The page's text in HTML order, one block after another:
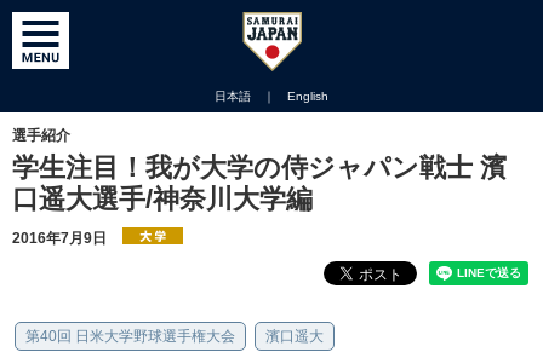
日本語 ｜ English
選手紹介
学生注目！我が大学の侍ジャパン戦士 濱
口遥大選手/神奈川大学編
2016年7月9日
第40回 日米大学野球選手権大会 濱口遥大